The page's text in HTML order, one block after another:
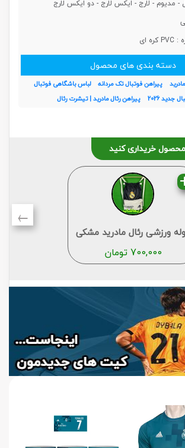
- مدیوم - لارج - ایکس لارج - دو ایکس لارج
: PVC کره ای
دسته بندی های محصول
پیراهن فوتبال تک مردانه
لباس باشگاهی فوتبال
جدید 2026
پیراهن رئال مادرید | تیشرت رئال
محصول خریداری کنید
ورزشی رئال مادرید مشکی
700,000تومان
←